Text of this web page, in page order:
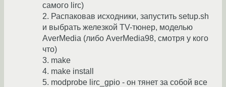
самого lirc)
2. Распаковав исходники, запустить setup.sh
и выбрать железкой TV-тюнер, моделью
AverMedia (либо AverMedia98, смотря у кого
что)
3. make
4. make install
5. modprobe lirc_gpio - он тянет за собой все